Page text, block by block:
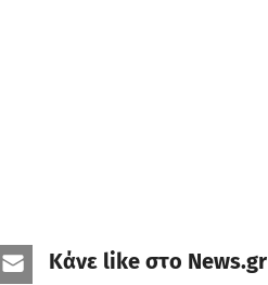
Κάνε like στο News.gr